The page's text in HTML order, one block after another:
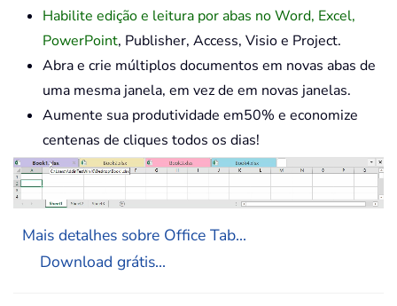
Habilite edição e leitura por abas no Word, Excel,
PowerPoint, Publisher, Access, Visio e Project.
Abra e crie múltiplos documentos em novas abas de
uma mesma janela, em vez de em novas janelas.
Aumente sua produtividade em50% e economize
centenas de cliques todos os dias!
Mais detalhes sobre Office Tab...
Download grátis...